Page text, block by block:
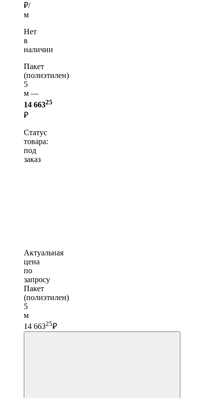
₽/
м
Нет
в
наличии
Пакет
(полиэтилен)
5
м —
14 66325
₽
Статус
товара:
под
заказ
Актуальная
цена
по
запросу
Пакет
(полиэтилен)
5
м
14 66325₽